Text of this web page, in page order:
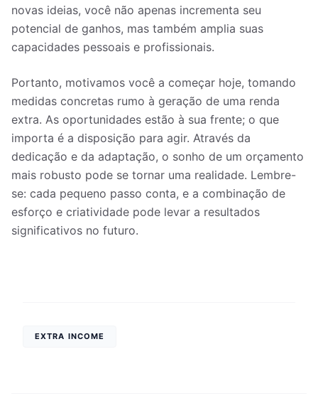
novas ideias, você não apenas incrementa seu
potencial de ganhos, mas também amplia suas
capacidades pessoais e profissionais.
Portanto, motivamos você a começar hoje, tomando
medidas concretas rumo à geração de uma renda
extra. As oportunidades estão à sua frente; o que
importa é a disposição para agir. Através da
dedicação e da adaptação, o sonho de um orçamento
mais robusto pode se tornar uma realidade. Lembre-
se: cada pequeno passo conta, e a combinação de
esforço e criatividade pode levar a resultados
significativos no futuro.
EXTRA INCOME